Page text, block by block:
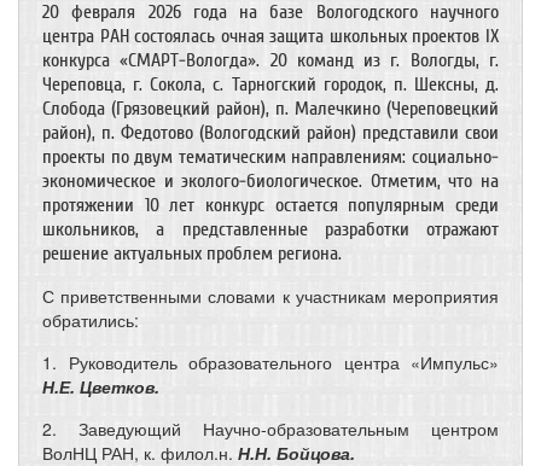
20 февраля 2026 года на базе Вологодского научного
центра РАН состоялась очная защита школьных проектов IX
конкурса «СМАРТ-Вологда». 20 команд из г. Вологды, г.
Череповца, г. Сокола, с. Тарногский городок, п. Шексны, д.
Слобода (Грязовецкий район), п. Малечкино (Череповецкий
район), п. Федотово (Вологодский район) представили свои
проекты по двум тематическим направлениям: социально-
экономическое и эколого-биологическое. Отметим, что на
протяжении 10 лет конкурс остается популярным среди
школьников, а представленные разработки отражают
решение актуальных проблем региона.
С приветственными словами к участникам мероприятия
обратились:
1. Руководитель образовательного центра «Импульс»
Н.Е. Цветков.
2. Заведующий Научно-образовательным центром
ВолНЦ РАН, к. филол.н. Н.Н. Бойцова.